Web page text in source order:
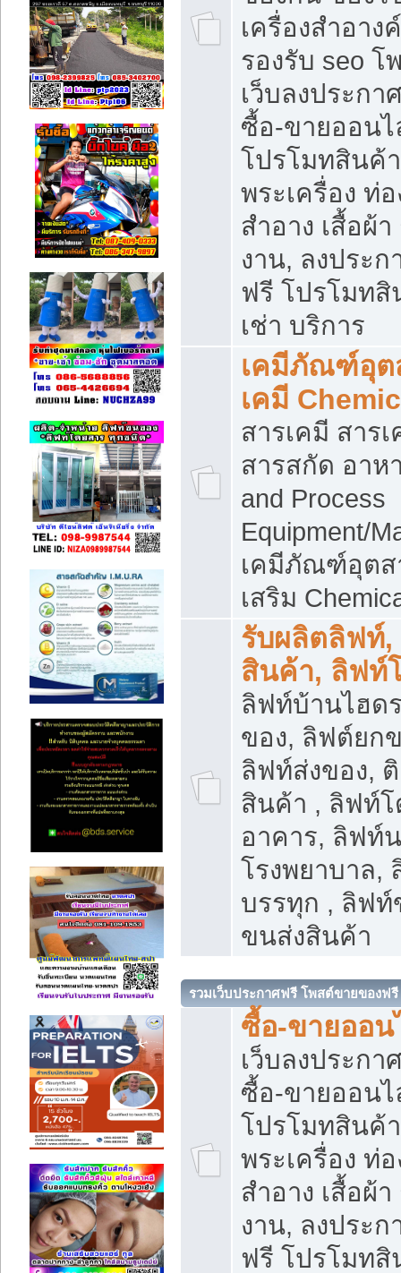
เครื่องสำอา
รองรับ seo โ
เว็บลงประก
ซื้อ-ขายออน
โปรโมทสินค้
พระเครื่อง ท่อ
สำอาง เสื้อผ้
งาน, ลงประ
ฟรี โปรโมท
เช่า บริการ
เคมีภัณฑ์อุต
เคมี
สารเคมี สาร
สารสกัด อาห
and Process
Equipment/
เคมีภัณฑ์อุตส
เสริม
รับผลิตลิฟท์
สินค้า, ลิฟท์
ลิฟท์บ้านไฮด
ของ, ลิฟต์ยก
ลิฟท์ส่งของ,
สินค้า , ลิฟท์
อาคาร, ลิฟท์
โรงพยาบาล,
บรรทุก , ลิฟ
ขนส่งสินค้า
รวมเว็บประกาศฟรี โพสต์ขายของฟรี
ซื้อ-ขายออน
เว็บลงประก
ซื้อ-ขายออน
โปรโมทสินค้
พระเครื่อง ท่อ
สำอาง เสื้อผ้
งาน, ลงประ
ฟรี โปรโมท